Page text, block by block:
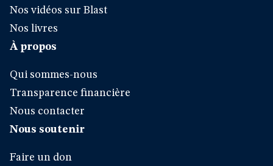
Nos vidéos sur Blast
Nos livres
À propos
Qui sommes-nous
Transparence financière
Nous contacter
Nous soutenir
Faire un don